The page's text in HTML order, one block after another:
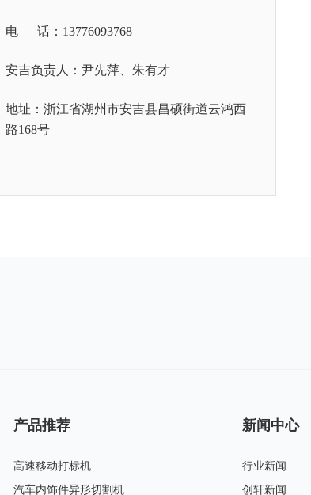
电 话：13776093768
安吉负责人： 尹先萍、朱有才
地址：浙江省湖州市安吉县昌硕街道云鸿西
路168号
产品推荐
高速移动打标机
汽车内饰件异形切割机
新闻中心
行业新闻
创轩新闻